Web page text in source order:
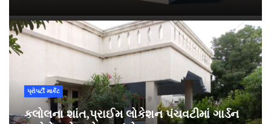
પ્રોપર્ટી માર્કેટ
કલોલના શાંત,પ્રાઈમ લોકેશન પંચવટીમાં ગાર્ડન